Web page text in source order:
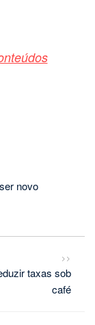
novo
>>
taxas sob
café